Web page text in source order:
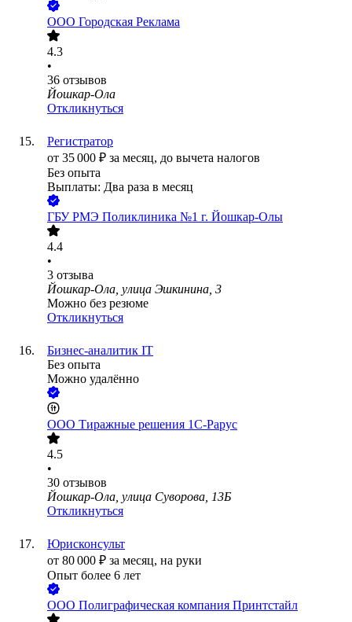
ООО Городская Реклама
4.3
•
36 отзывов
Йошкар-Ола
Откликнуться
Регистратор
от 35 000 ₽ за месяц, до вычета налогов
Без опыта
Выплаты: Два раза в месяц
ГБУ РМЭ Поликлиника №1 г. Йошкар-Олы
4.4
•
3 отзыва
Йошкар-Ола, улица Эшкинина, 3
Можно без резюме
Откликнуться
Бизнес-аналитик IT
Без опыта
Можно удалённо
ООО Тиражные решения 1С-Рарус
4.5
•
30 отзывов
Йошкар-Ола, улица Суворова, 13Б
Откликнуться
Юрисконсульт
от 80 000 ₽ за месяц, на руки
Опыт более 6 лет
ООО Полиграфическая компания Принтстайл